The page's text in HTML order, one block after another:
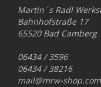
Martin´s Radl
Bahnhofstraße 17
65520 Bad Camberg
06434 / 3596
06434 / 38216
mail@mrw-shop.com